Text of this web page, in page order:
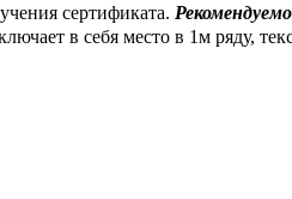
сертификата.
в себя место в 1м ряду,